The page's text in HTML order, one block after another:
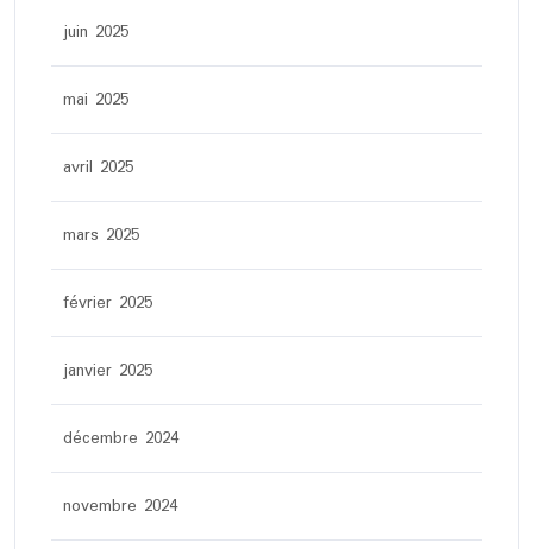
juin 2025
mai 2025
avril 2025
mars 2025
février 2025
janvier 2025
décembre 2024
novembre 2024